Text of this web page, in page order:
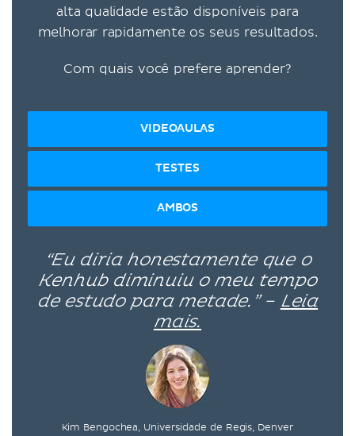
alta qualidade estão disponíveis para
melhorar rapidamente os seus resultados.
Com quais você prefere aprender?
VIDEOAULAS
TESTES
AMBOS
“Eu diria honestamente que o
Kenhub diminuiu o meu tempo
de estudo para metade.” – Leia
mais.
Kim Bengochea, Universidade de Regis, Denver